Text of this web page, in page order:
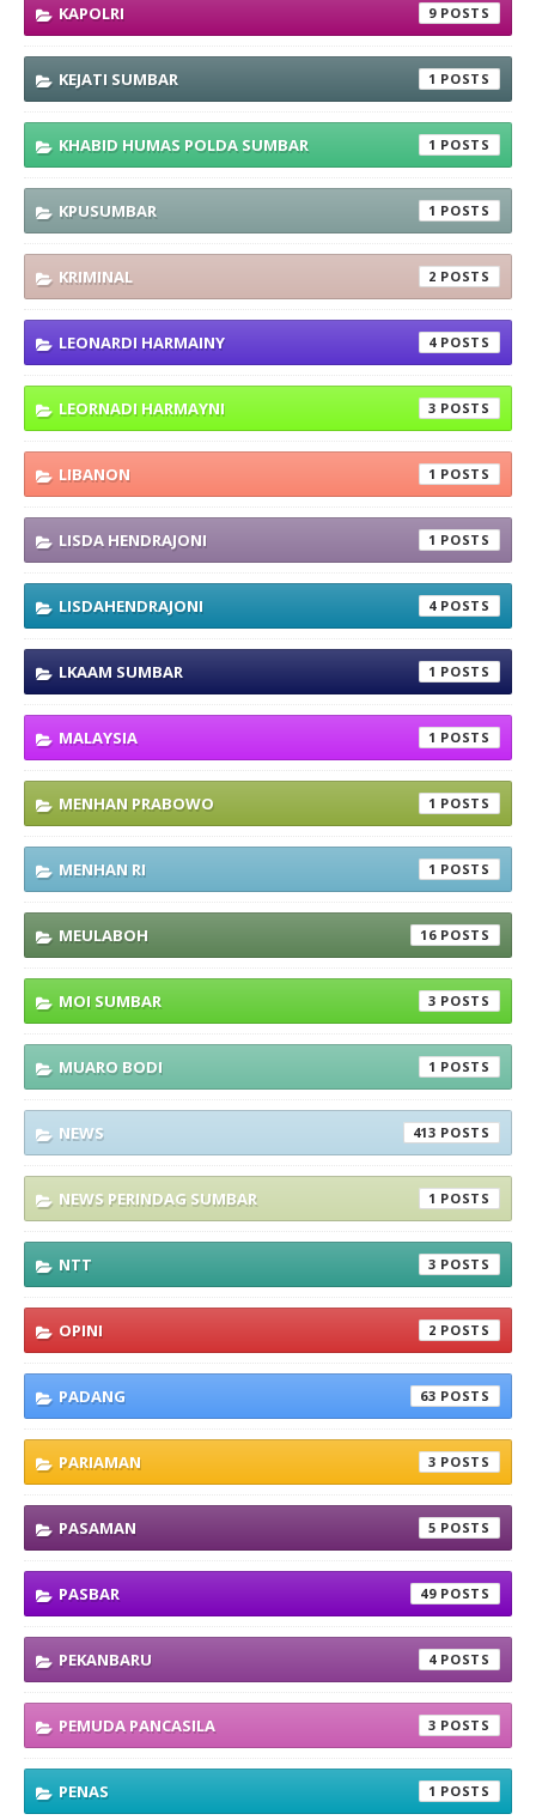
KAPOLRI 9
KEJATI SUMBAR 1
KHABID HUMAS POLDA SUMBAR 1
KPUSUMBAR 1
KRIMINAL 2
LEONARDI HARMAINY 4
LEORNADI HARMAYNI 3
LIBANON 1
LISDA HENDRAJONI 1
LISDAHENDRAJONI 4
LKAAM SUMBAR 1
MALAYSIA 1
MENHAN PRABOWO 1
MENHAN RI 1
MEULABOH 16
MOI SUMBAR 3
MUARO BODI 1
NEWS 413
NEWS PERINDAG SUMBAR 1
NTT 3
OPINI 2
PADANG 63
PARIAMAN 3
PASAMAN 5
PASBAR 49
PEKANBARU 4
PEMUDA PANCASILA 3
PENAS 1